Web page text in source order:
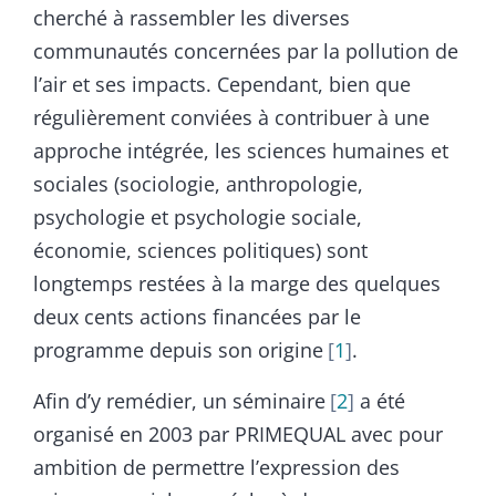
cherché à rassembler les diverses
communautés concernées par la pollution de
l’air et ses impacts. Cependant, bien que
régulièrement conviées à contribuer à une
approche intégrée, les sciences humaines et
sociales (sociologie, anthropologie,
psychologie et psychologie sociale,
économie, sciences politiques) sont
longtemps restées à la marge des quelques
deux cents actions financées par le
programme depuis son origine 1 .
Afin d’y remédier, un séminaire 2 a été
organisé en 2003 par PRIMEQUAL avec pour
ambition de permettre l’expression des